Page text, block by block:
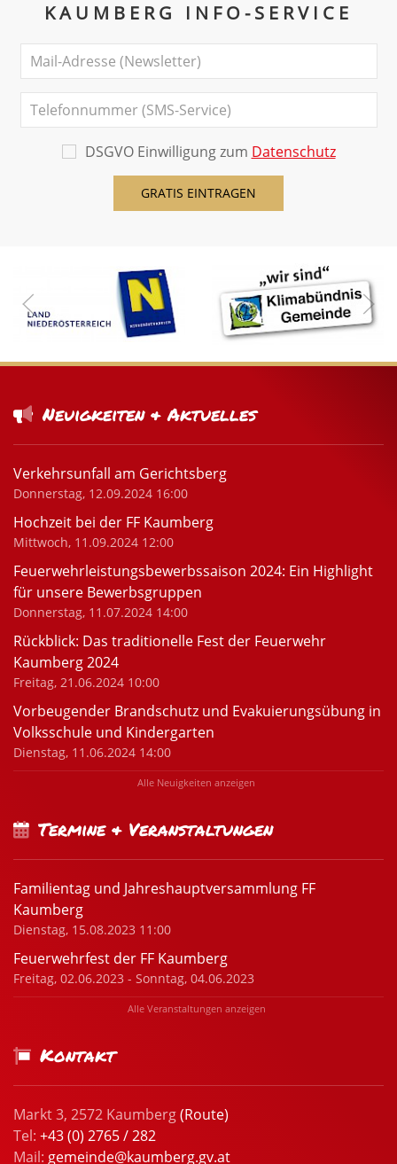
KAUMBERG INFO-SERVICE
DSGVO Einwilligung zum Datenschutz
Neuigkeiten & Aktuelles
Verkehrsunfall am Gerichtsberg
Donnerstag, 12.09.2024 16:00
Hochzeit bei der FF Kaumberg
Mittwoch, 11.09.2024 12:00
Feuerwehrleistungsbewerbssaison 2024: Ein Highlight
für unsere Bewerbsgruppen
Donnerstag, 11.07.2024 14:00
Rückblick: Das traditionelle Fest der Feuerwehr
Kaumberg 2024
Freitag, 21.06.2024 10:00
Vorbeugender Brandschutz und Evakuierungsübung in
Volksschule und Kindergarten
Dienstag, 11.06.2024 14:00
Alle Neuigkeiten anzeigen
Termine & Veranstaltungen
Familientag und Jahreshauptversammlung FF
Kaumberg
Dienstag, 15.08.2023 11:00
Feuerwehrfest der FF Kaumberg
Freitag, 02.06.2023 - Sonntag, 04.06.2023
Alle Veranstaltungen anzeigen
Kontakt
Markt 3, 2572 Kaumberg(Route)
Tel: +43 (0) 2765 / 282
Mail: gemeinde@kaumberg.gv.at